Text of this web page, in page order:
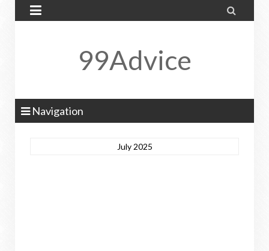
 
99Advice
Navigation
July 2025